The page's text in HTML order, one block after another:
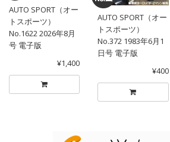
AUTO SPORT（オー
トスポーツ）
No.1622 2026年8月
号 電子版
¥1,400
AUTO SPORT（オー
トスポーツ）
No.372 1983年6月1
日号 電子版
¥400